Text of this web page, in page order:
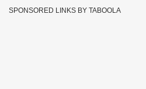
SPONSORED LINKS BY TABOOLA